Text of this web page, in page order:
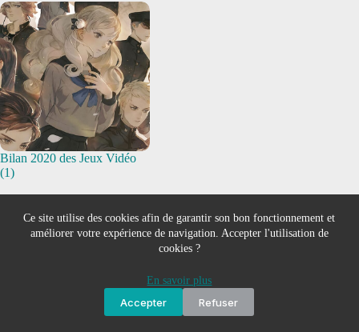
Ce site utilise des cookies afin de garantir son bon fonctionnement et
améliorer votre expérience de navigation. Accepter l'utilisation de
cookies ?
En savoir plus
Accepter Refuser
Bilan 2020 des Jeux Vidéo
(1)